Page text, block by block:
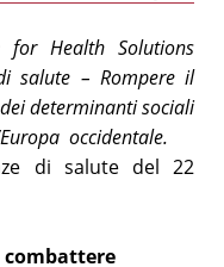
Health Solutions
salute – Rompere il
determinanti sociali
occidentale.
di salute del 22
combattere